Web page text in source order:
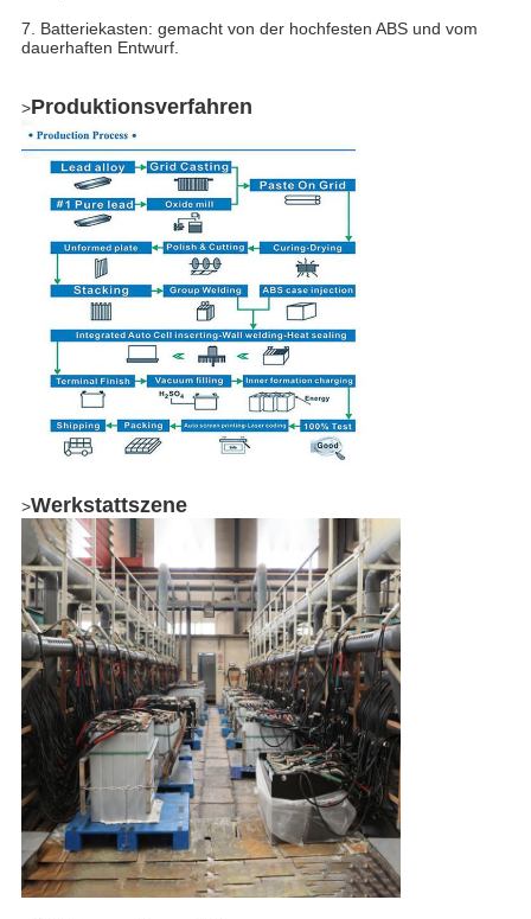
7. Batteriekasten: gemacht von der hochfesten ABS und vom
dauerhaften Entwurf.
>Produktionsverfahren
>Werkstattszene